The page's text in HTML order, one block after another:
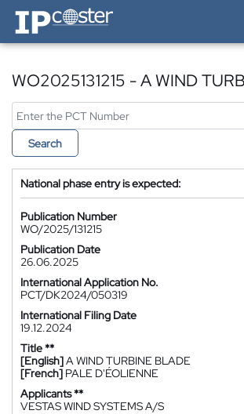
IP-Coster — Home
WO2025131215 - A WIND
Search
National phase entry is expected:
Publication Number
WO/2025/131215
Publication Date
26.06.2025
International Application No.
PCT/DK2024/050319
International Filing Date
19.12.2024
Title **
[English]A WIND TURBINE BLADE
[French] PALE D'ÉOLIENNE
Applicants **
VESTAS WIND SYSTEMS A/S